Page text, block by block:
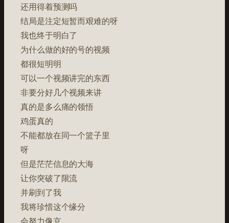
还用得着预测吗
结局是注定短暂而艰难的呀
我也终于明白了
为什么做的好的号的视频
都很短明明
可以一个视频讲完的东西
非要分好几个视频来讲
真的是多么痛的领悟
鸡蛋真的
不能都放在同一个篮子里
呀
但是茫茫信息的大海
让你突破了限流
并刷到了我
我将珍惜这个缘分